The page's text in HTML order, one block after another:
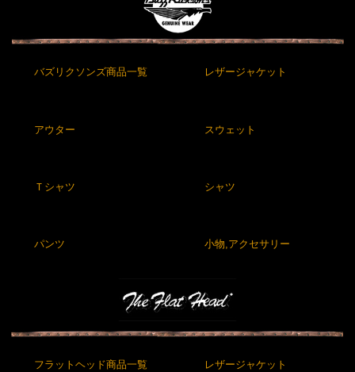
バズリクソンズ商品一覧 レザージャケット
アウター スウェット
Ｔシャツ シャツ
パンツ 小物,アクセサリー
フラットヘッド商品一覧 レザージャケット